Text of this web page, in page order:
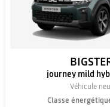
journey mild
Véhicule
Classe